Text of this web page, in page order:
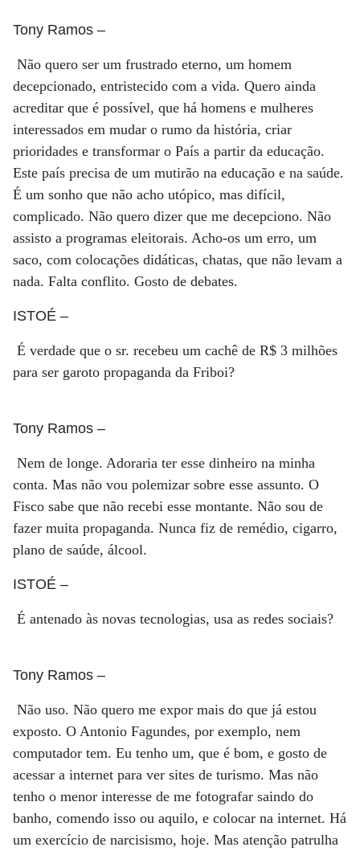
Tony Ramos –
Não quero ser um frustrado eterno, um homem
decepcionado, entristecido com a vida. Quero ainda
acreditar que é possível, que há homens e mulheres
interessados em mudar o rumo da história, criar
prioridades e transformar o País a partir da educação.
Este país precisa de um mutirão na educação e na saúde.
É um sonho que não acho utópico, mas difícil,
complicado. Não quero dizer que me decepciono. Não
assisto a programas eleitorais. Acho-os um erro, um
saco, com colocações didáticas, chatas, que não levam a
nada. Falta conflito. Gosto de debates.
ISTOÉ –
É verdade que o sr. recebeu um cachê de R$ 3 milhões
para ser garoto propaganda da Friboi?
Tony Ramos –
Nem de longe. Adoraria ter esse dinheiro na minha
conta. Mas não vou polemizar sobre esse assunto. O
Fisco sabe que não recebi esse montante. Não sou de
fazer muita propaganda. Nunca fiz de remédio, cigarro,
plano de saúde, álcool.
ISTOÉ –
É antenado às novas tecnologias, usa as redes sociais?
Tony Ramos –
Não uso. Não quero me expor mais do que já estou
exposto. O Antonio Fagundes, por exemplo, nem
computador tem. Eu tenho um, que é bom, e gosto de
acessar a internet para ver sites de turismo. Mas não
tenho o menor interesse de me fotografar saindo do
banho, comendo isso ou aquilo, e colocar na internet. Há
um exercício de narcisismo, hoje. Mas atenção patrulha